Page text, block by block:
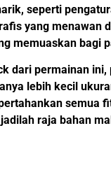
seperti
yang menawan
memuaskan bagi
dari permainan
lebih kecil
semua
raja bahan